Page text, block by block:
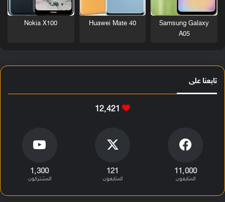
Samsung Galaxy
A05
Huawei Mate 40
Nokia X100
تابعنا على
12٬421
11٬000
المتابعون
121
المتابعون
1٬300
المشتركون